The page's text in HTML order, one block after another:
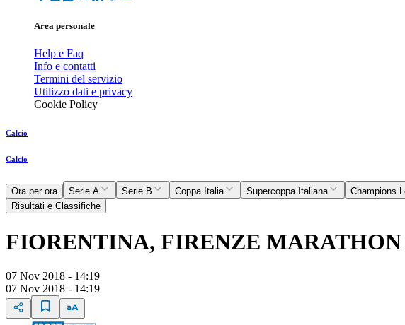
Area personale
Help e Faq
Info e contatti
Termini del servizio
Utilizzo dati e privacy
Cookie Policy
Calcio
Calcio
Ora per ora Serie A Serie B Coppa Italia Supercoppa Italiana Champions
Risultati e Classifiche
FIORENTINA, FIRENZE
07 Nov 2018 - 14:19
07 Nov 2018 - 14:19